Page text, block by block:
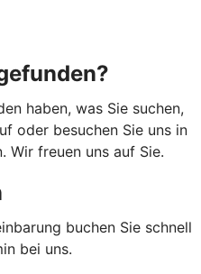
haben, was Sie suchen,
oder besuchen Sie uns in
Wir freuen uns auf Sie.
buchen Sie schnell
bei uns.